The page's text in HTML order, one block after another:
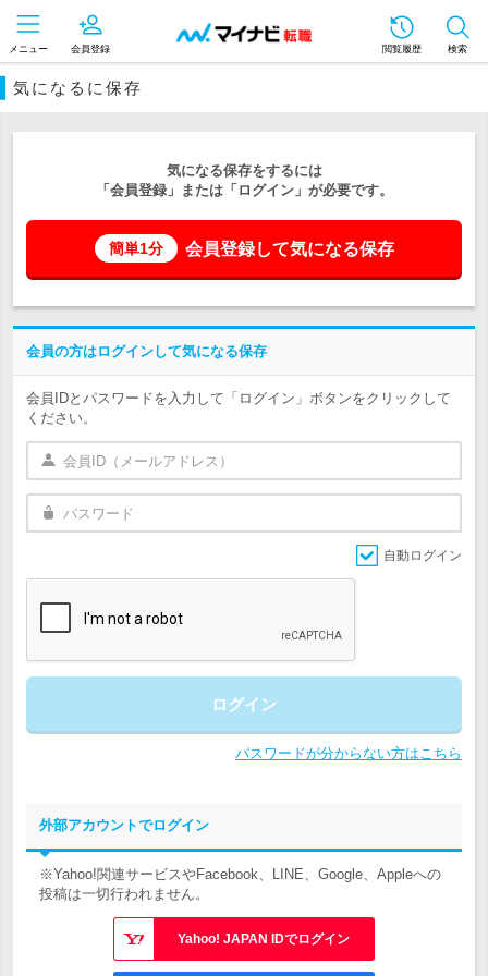
メニュー 会員登録 閲覧履歴 検索
気になるに保存
気になる保存をするには
「会員登録」または「ログイン」が必要です。
簡単1分 会員登録して気になる保存
会員の方はログインして気になる保存
会員IDとパスワードを入力して「ログイン」ボタンをクリックして
ください。
自動ログイン
ログイン
パスワードが分からない方はこちら
外部アカウントでログイン
※Yahoo!関連サービスやFacebook、LINE、Google、Appleへの
投稿は一切行われません。
Yahoo! JAPAN IDでログイン